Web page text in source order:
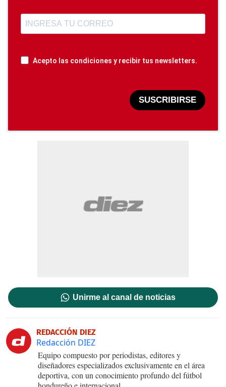
Acepto las condiciones y recibir tus newsletters.
SUSCRIBIRSE
Unirme al canal de noticias
REDACCIÓN DIEZ
Redacción DIEZ
Equipo compuesto por periodistas, editores y
diseñadores especializados exclusivamente en el área
deportiva, con un conocimiento profundo del fútbol